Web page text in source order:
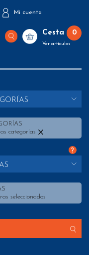
Mi cuenta
Cesta 0
Ver artículos
categorías
?
seleccionados